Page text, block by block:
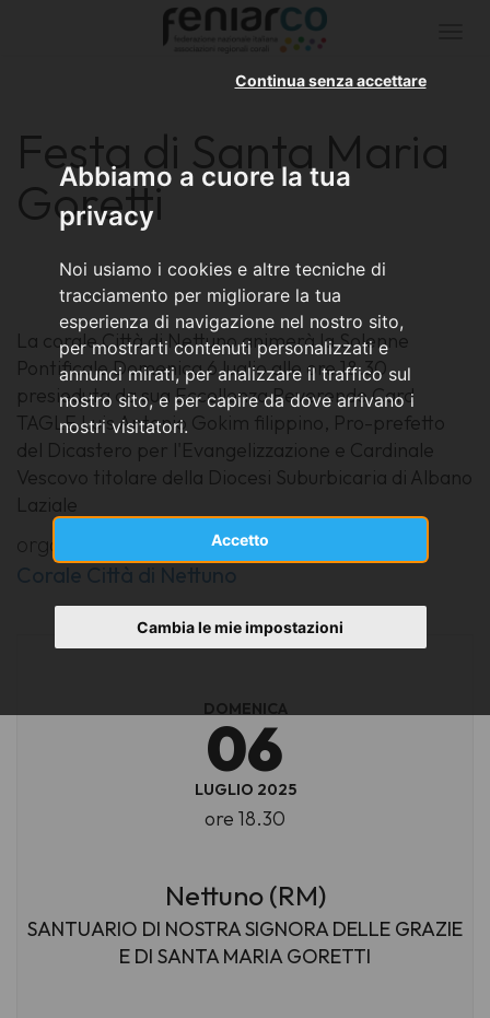
Abbiamo a cuore la tua
privacy
Noi usiamo i cookies e altre tecniche di
tracciamento per migliorare la tua
esperienza di navigazione nel nostro sito,
per mostrarti contenuti personalizzati e
annunci mirati, per analizzare il traffico sul
nostro sito, e per capire da dove arrivano i
nostri visitatori.
Accetto
Continua senza accettare
Cambia le mie impostazioni
Festa di Santa Maria
Goretti
La corale Città di Nettuno animerà la Solenne
Pontificale Domenica 6 luglio alle ore 18.30
presieduta da sua Eccellenza Reverendo Card
TAGLE Luis Antonio Gokim filippino, Pro-prefetto
del Dicastero per l'Evangelizzazione e Cardinale
Vescovo titolare della Diocesi Suburbicaria di Albano
Laziale
organizzatore:
Corale Città di Nettuno
DOMENICA
06
LUGLIO 2025
ore 18.30
Nettuno (RM)
SANTUARIO DI NOSTRA SIGNORA DELLE GRAZIE
E DI SANTA MARIA GORETTI